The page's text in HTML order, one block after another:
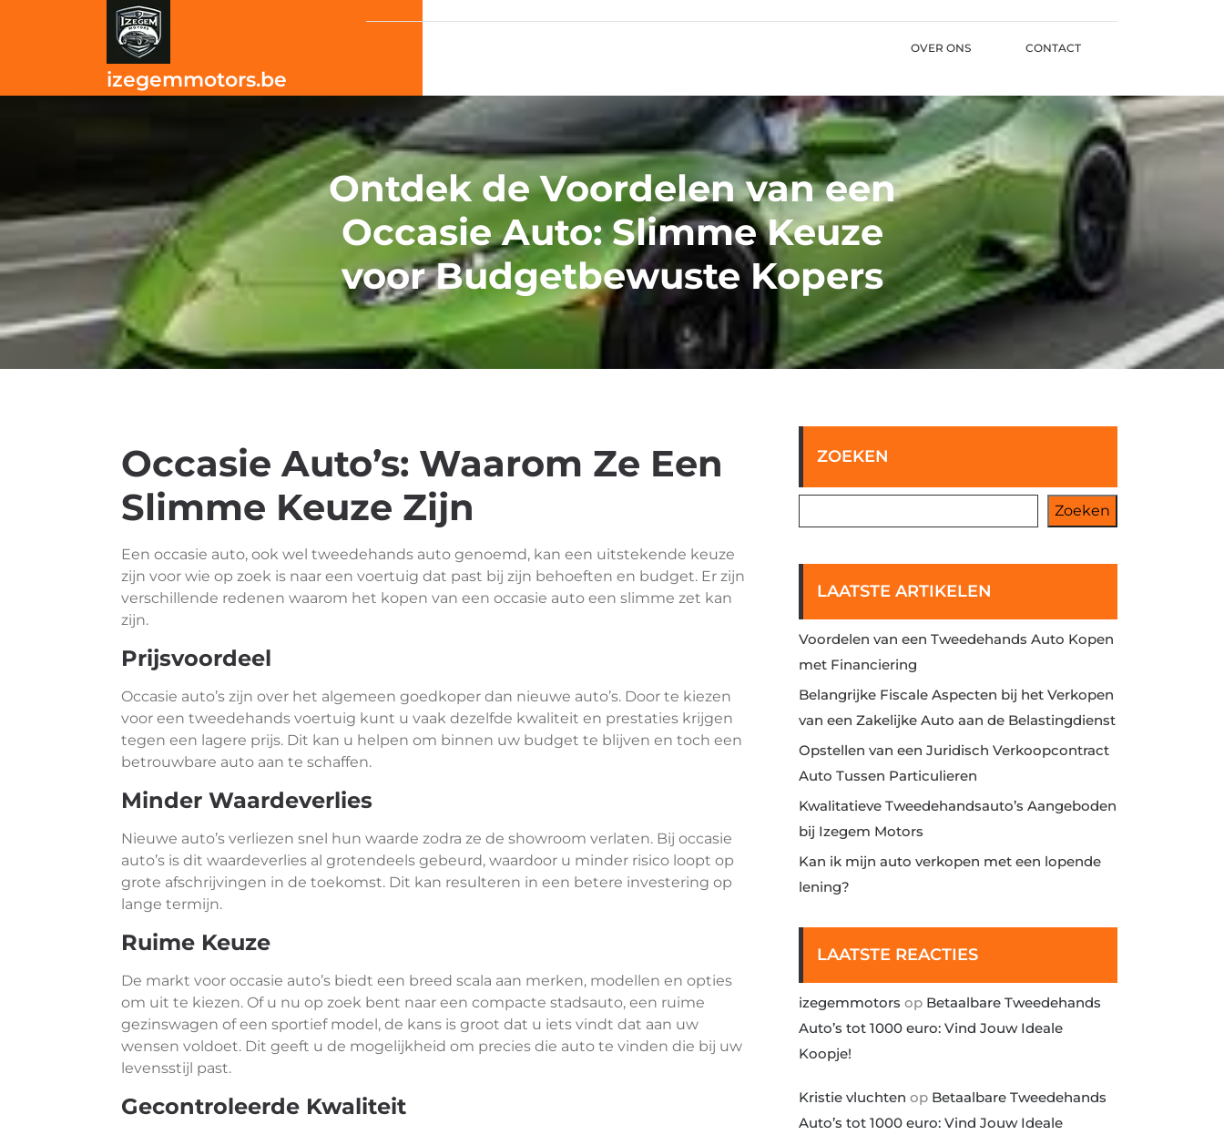
izegemmotors.be
OVER ONS CONTACT
Ontdek de Voordelen van een
Occasie Auto: Slimme Keuze
voor Budgetbewuste Kopers
Occasie Auto’s: Waarom Ze Een
Slimme Keuze Zijn
Een occasie auto, ook wel tweedehands auto genoemd, kan een uitstekende keuze
zijn voor wie op zoek is naar een voertuig dat past bij zijn behoeften en budget. Er zijn
verschillende redenen waarom het kopen van een occasie auto een slimme zet kan
zijn.
Prijsvoordeel
Occasie auto’s zijn over het algemeen goedkoper dan nieuwe auto’s. Door te kiezen
voor een tweedehands voertuig kunt u vaak dezelfde kwaliteit en prestaties krijgen
tegen een lagere prijs. Dit kan u helpen om binnen uw budget te blijven en toch een
betrouwbare auto aan te schaffen.
Minder Waardeverlies
Nieuwe auto’s verliezen snel hun waarde zodra ze de showroom verlaten. Bij occasie
auto’s is dit waardeverlies al grotendeels gebeurd, waardoor u minder risico loopt op
grote afschrijvingen in de toekomst. Dit kan resulteren in een betere investering op
lange termijn.
Ruime Keuze
De markt voor occasie auto’s biedt een breed scala aan merken, modellen en opties
om uit te kiezen. Of u nu op zoek bent naar een compacte stadsauto, een ruime
gezinswagen of een sportief model, de kans is groot dat u iets vindt dat aan uw
wensen voldoet. Dit geeft u de mogelijkheid om precies die auto te vinden die bij uw
levensstijl past.
Gecontroleerde Kwaliteit
ZOEKEN
Zoeken
LAATSTE ARTIKELEN
Voordelen van een Tweedehands Auto Kopen
met Financiering
Belangrijke Fiscale Aspecten bij het Verkopen
van een Zakelijke Auto aan de Belastingdienst
Opstellen van een Juridisch Verkoopcontract
Auto Tussen Particulieren
Kwalitatieve Tweedehandsauto’s Aangeboden
bij Izegem Motors
Kan ik mijn auto verkopen met een lopende
lening?
LAATSTE REACTIES
izegemmotors op Betaalbare Tweedehands
Auto’s tot 1000 euro: Vind Jouw Ideale
Koopje!
Kristie vluchten op Betaalbare Tweedehands
Auto’s tot 1000 euro: Vind Jouw Ideale